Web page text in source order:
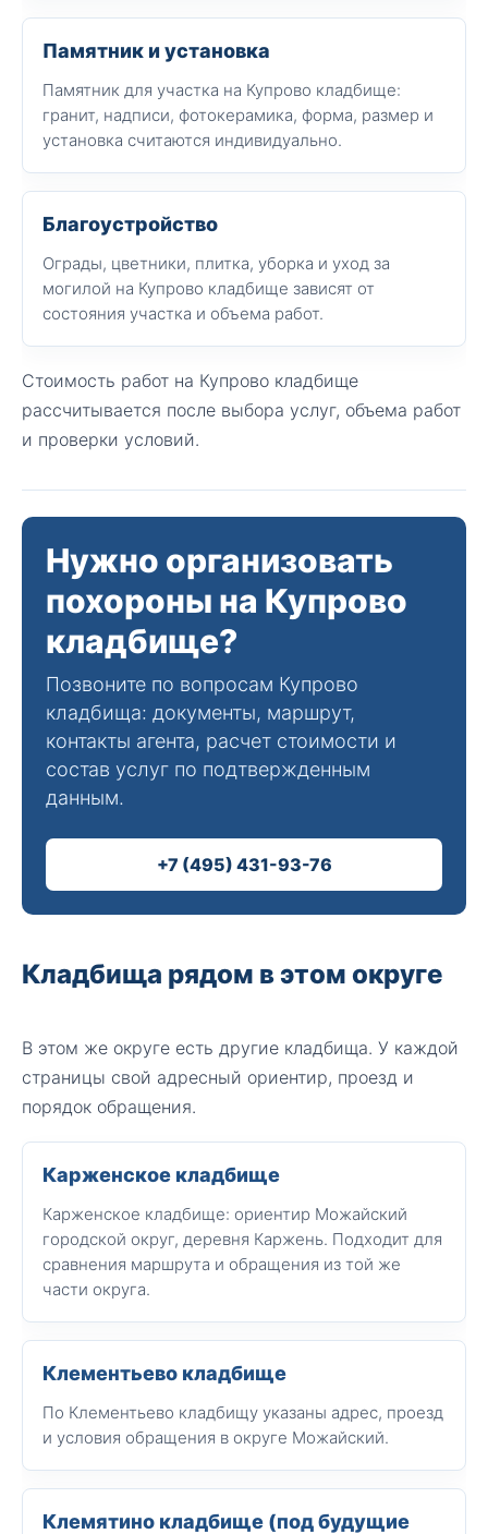
Памятник и установка
Памятник для участка на Купрово кладбище:
гранит, надписи, фотокерамика, форма, размер и
установка считаются индивидуально.
Благоустройство
Ограды, цветники, плитка, уборка и уход за
могилой на Купрово кладбище зависят от
состояния участка и объема работ.
Стоимость работ на Купрово кладбище
рассчитывается после выбора услуг, объема работ
и проверки условий.
Нужно организовать
похороны на Купрово
кладбище?
Позвоните по вопросам Купрово
кладбища: документы, маршрут,
контакты агента, расчет стоимости и
состав услуг по подтвержденным
данным.
+7 (495) 431-93-76
Кладбища рядом в этом округе
В этом же округе есть другие кладбища. У каждой
страницы свой адресный ориентир, проезд и
порядок обращения.
Карженское кладбище
Карженское кладбище: ориентир Можайский
городской округ, деревня Каржень. Подходит для
сравнения маршрута и обращения из той же
части округа.
Клементьево кладбище
По Клементьево кладбищу указаны адрес, проезд
и условия обращения в округе Можайский.
Клемятино кладбище (под будущие